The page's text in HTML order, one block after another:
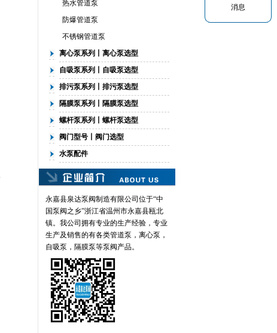
热水管道泵
防爆管道泵
不锈钢管道泵
离心泵系列丨离心泵选型
自吸泵系列丨自吸泵选型
排污泵系列丨排污泵选型
隔膜泵系列丨隔膜泵选型
螺杆泵系列丨螺杆泵选型
阀门型号丨阀门选型
水泵配件
永嘉县泉达泵阀制造有限公司位于“中
国泵阀之乡”浙江省温州市永嘉县瓯北
镇。我公司拥有专业的生产经验，专业
生产及销售的有各类管道泵 ，离心泵，
自吸泵，隔膜泵等泵阀产品。